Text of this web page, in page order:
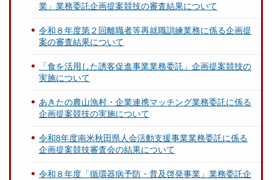
業」業務委託企画提案競技の審査結果について
令和８年度第２回離職者等再就職訓練業務に係る企画提
案の審査結果について
「食を活用した誘客促進事業業務委託」企画提案競技の
実施について
あきたの農山漁村・企業連携マッチング業務委託に係る
企画提案競技の実施について
令和8年度南米秋田県人会活動支援事業業務委託に係る
企画提案競技審査会の結果について
令和８年度「循環器病予防・普及啓発事業」業務委託企